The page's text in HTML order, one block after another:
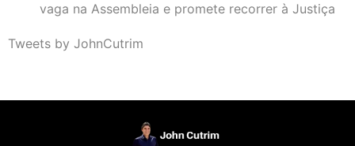
vaga na Assembleia e promete recorrer à Justiça
Tweets by JohnCutrim